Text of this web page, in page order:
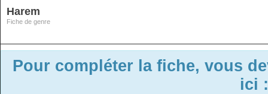
Harem
Fiche de genre
Pour compléter la fiche, vous
ici